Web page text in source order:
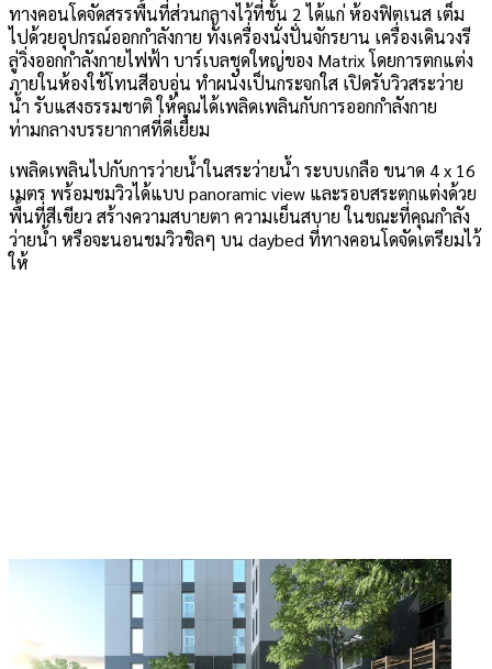
ทางคอนโดจัดสรรพื้นที่ส่วนกลางไว้ที่ชั้น 2 ได้แก่ ห้องฟิตเนส เต็ม
ไปด้วยอุปกรณ์ออกกำลังกาย ทั้งเครื่องนั่งปั่นจักรยาน เครื่องเดินวงรี
ลู่วิ่งออกกำลังกายไฟฟ้า บาร์เบลชุดใหญ่ของ Matrix โดยการตกแต่ง
ภายในห้องใช้โทนสีอบอุ่น ทำผนังเป็นกระจกใส เปิดรับวิวสระว่าย
น้ำ รับแสงธรรมชาติ ให้คุณได้เพลิดเพลินกับการออกกำลังกาย
ท่ามกลางบรรยากาศที่ดีเยี่ยม
เพลิดเพลินไปกับการว่ายน้ำในสระว่ายน้ำ ระบบเกลือ ขนาด 4 x 16
เมตร พร้อมชมวิวได้แบบ panoramic view และรอบสระตกแต่งด้วย
พื้นที่สีเขียว สร้างความสบายตา ความเย็นสบาย ในขณะที่คุณกำลัง
ว่ายน้ำ หรือจะนอนชมวิวชิลๆ บน daybed ที่ทางคอนโดจัดเตรียมไว้
ให้